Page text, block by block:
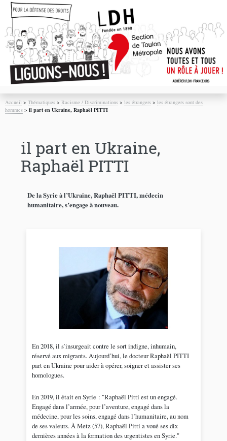
Accueil >Thématiques >Racisme / Discriminations >les étrangers >les étrangers sont des
hommes >il part en Ukraine, Raphaël PITTI
il part en Ukraine,
Raphaël PITTI
De la Syrie à l’Ukraine, Raphaël PITTI, médecin
humanitaire, s’engage à nouveau.
En 2018, il s’insurgeait contre le sort indigne, inhumain,
réservé aux migrants. Aujourd’hui, le docteur Raphaël PITTI
part en Ukraine pour aider à opérer, soigner et assister ses
homologues.
En 2019, il était en Syrie : "Raphaël Pitti est un engagé.
Engagé dans l’armée, pour l’aventure, engagé dans la
médecine, pour les soins, engagé dans l’humanitaire, au nom
de ses valeurs. À Metz (57), Raphaël Pitti a voué ses dix
dernières années à la formation des urgentistes en Syrie."